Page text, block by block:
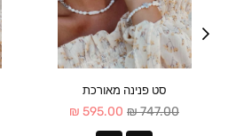
סט פנינה מאורכת
מחיר
747.00 ₪
595.00 ₪